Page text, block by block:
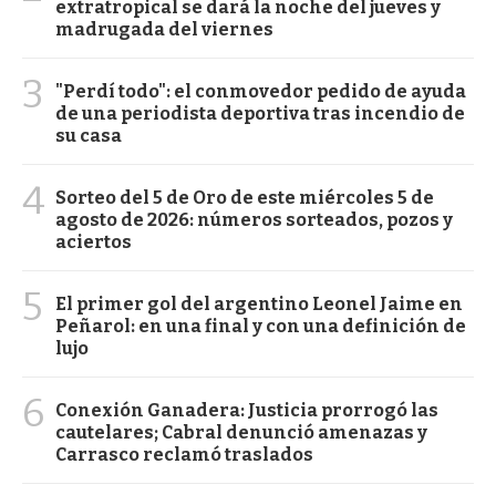
extratropical se dará la noche del jueves y
madrugada del viernes
3
"Perdí todo": el conmovedor pedido de ayuda
de una periodista deportiva tras incendio de
su casa
4 Sorteo del 5 de Oro de este miércoles 5 de
agosto de 2026: números sorteados, pozos y
aciertos
5
El primer gol del argentino Leonel Jaime en
Peñarol: en una final y con una definición de
lujo
6
Conexión Ganadera: Justicia prorrogó las
cautelares; Cabral denunció amenazas y
Carrasco reclamó traslados